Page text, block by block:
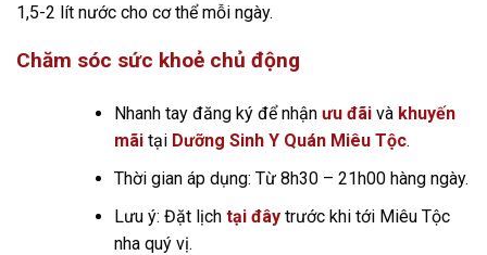
1,5-2 lít nước cho cơ thể mỗi ngày.
Chăm sóc sức khoẻ chủ động
Nhanh tay đăng ký để nhận ưu đãivà khuyến
mãitại Dưỡng Sinh Y Quán Miêu Tộc.
Thời gian áp dụng: Từ 8h30 – 21h00 hàng ngày.
Lưu ý: Đặt lịchtại đâytrước khi tới Miêu Tộc
nha quý vị.